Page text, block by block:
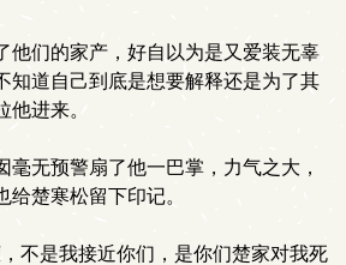
他们的家产，好自以为是又爱装无辜
知道自己到底是想要解释还是为了其
进来。
毫无预警扇了他一巴掌，力气之大，
楚寒松留下印记。
不是我接近你们，是你们楚家对我死